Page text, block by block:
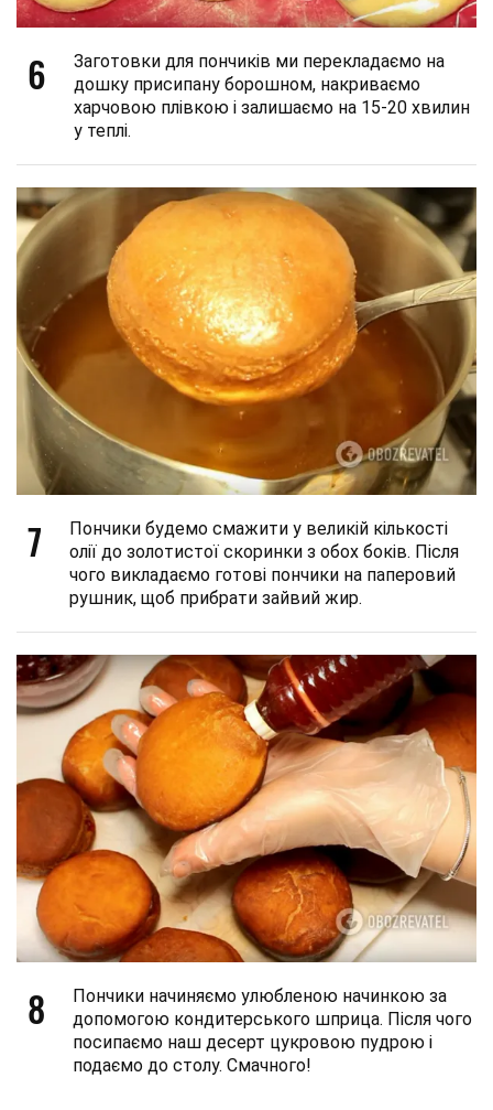
6
Заготовки для пончиків ми перекладаємо на
дошку присипану борошном, накриваємо
харчовою плівкою і залишаємо на 15-20 хвилин
у теплі.
7
Пончики будемо смажити у великій кількості
олії до золотистої скоринки з обох боків. Після
чого викладаємо готові пончики на паперовий
рушник, щоб прибрати зайвий жир.
8
Пончики начиняємо улюбленою начинкою за
допомогою кондитерського шприца. Після чого
посипаємо наш десерт цукровою пудрою і
подаємо до столу. Смачного!